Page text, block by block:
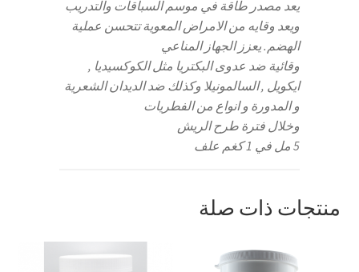
يعد مصدر طاقة في موسم السباقات والتدريب
ويعد وقايه من الامراض المعوية تتحسن عملية
الهضم. يعزز الجهاز المناعي
وقائية ضد عدوى البكتريا مثل الكوكسيديا ,
ايكويل , السالمونيلا وكذلك ضد الديدان الشعرية
و المدورة و انواع من الفطريات
وخلال فترة طرح الريش
5 مل في 1 كغم علف
منتجات ذات صلة